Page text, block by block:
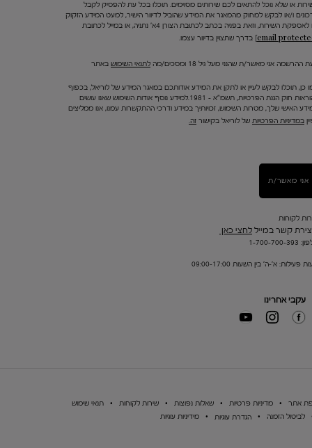
או שלא נוכל להתאים לכם שירותים מסוימים. תוכלו בכל עת להפסיק לקבל
ו/או לבקש למחוק מהמאגר את המידע שהוביל לדיוור הישיר, למעט המידע הזקוק
לאספקת השירות, וזאת בפניה בכתב לכתובת הצורן 4א' נתניה, או במייל לכתובת
בדרך שתצוין בדיוור עצמו.
ההרשמה אני מאשר/ת שהנני מעל גיל 18 ומסכים/מה לתנאי השימוש באתר
כן, תוכלו לבקש לעיין או לתקן את המידע אודותכם במאגר המידע של לוריאל, בכפוף
להוראות חוק הגנת הפרטיות, תשמ"א – 1981.למידע נוסף אודות השימוש שאנו עושים
האישי שלך, מטרות השימוש, זכויותיך במידע ודרכי ההתקשרות עמנו, אנו ממליצים
במדיניות הפרטיות של לוריאל בקישור זה.
אני מאשר/ת
לקוחות
קשר במייל לחצי כאן
700-393
פעילות: א'-ה' בין השעות 09:00-17:00
עקבי אחרינו
אתר מדיניות פרטיות שאלות נפוצות שירות לקוחות
תנאי שימוש
לביטול הזמנה
הגדרת עוגיות מידיניות עוגיות